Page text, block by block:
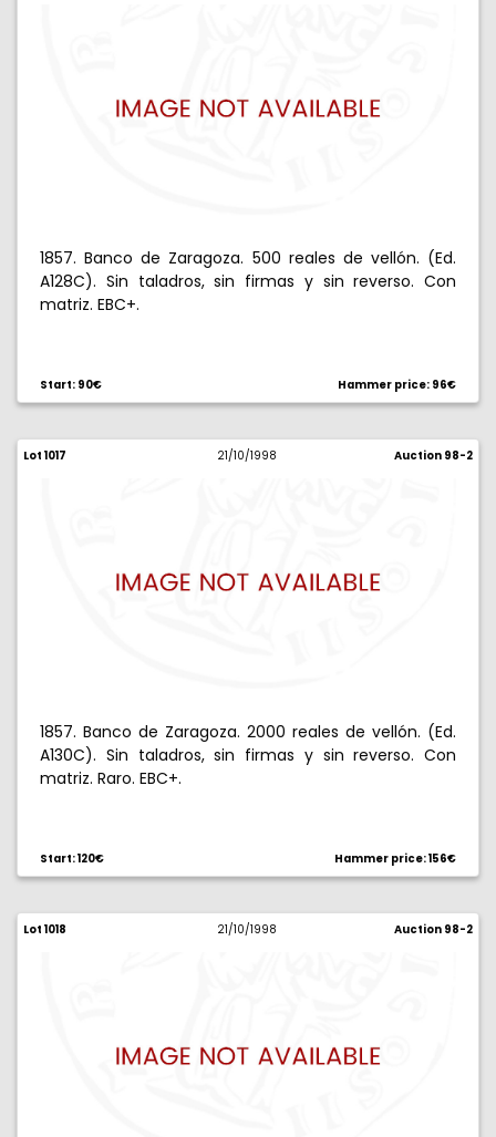
1857. Banco de Zaragoza. 500 reales de vellón. (Ed.
A128C). Sin taladros, sin firmas y sin reverso. Con
matriz. EBC+.
Start: 90€ Hammer price: 96€
Lot 1017 21/10/1998 Auction 98-2
1857. Banco de Zaragoza. 2000 reales de vellón. (Ed.
A130C). Sin taladros, sin firmas y sin reverso. Con
matriz. Raro. EBC+.
Start: 120€ Hammer price: 156€
Lot 1018 21/10/1998 Auction 98-2